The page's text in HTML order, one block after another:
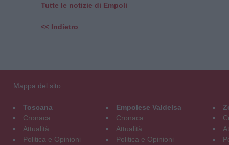
Tutte le notizie di Empoli
<< Indietro
Mappa del sito
Toscana
Cronaca
Attualità
Politica e Opinioni
Empolese Valdelsa
Cronaca
Attualità
Politica e Opinioni